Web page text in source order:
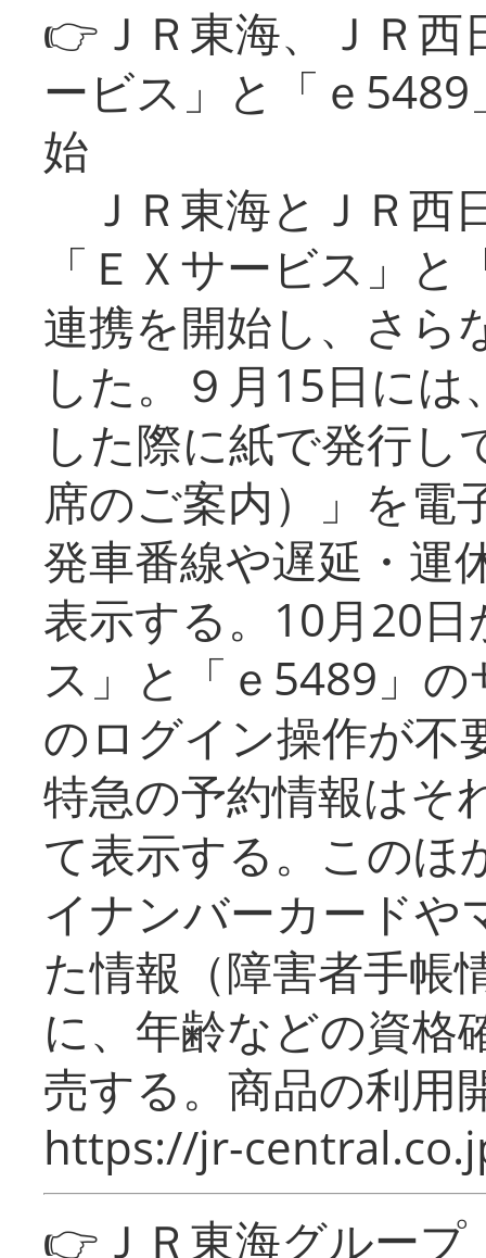
👉ＪＲ東海、ＪＲ
ービス」と「ｅ
始
ＪＲ東海とＪＲ西
「ＥＸサービス」
連携を開始し、さら
した。９月15日に
した際に紙で発行し
席のご案内）」を電
発車番線や遅延・運
表示する。10月20
ス」と「ｅ5489」
のログイン操作が不
特急の予約情報はそ
て表示する。このほ
イナンバーカードや
た情報（障害者手帳
に、年齢などの資格
売する。商品の利用
https://jr-
👉ＪＲ東海グルー